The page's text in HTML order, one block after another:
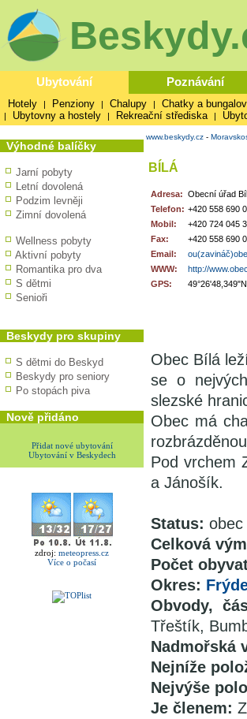
Ubytování Poznávání
Hotely | Penziony | Chalupy | Chatky a
| Ubytovny a hostely | Rekreační střediska |
Výhodné balíčky
Jarní pobyty
Letní dovolená
Podzim levněji
Zimní dovolená
Wellness pobyty
Aktivní pobyty
Romantika pro dva
S dětmi
Senioři
Beskydy pro skupiny
S dětmi do Beskyd
Beskydy pro seniory
Po stopách piva
Nově přidáno
Přidat nové ubytování
Ubytování v Beskydech
zdroj: meteopress.cz
Více o počasí
www.beskydy.cz -
BÍLÁ
Adresa: Obecní úřad
Telefon: +420 558 690
Mobil:
+420 724 045
Fax:
+420 558 690
Email:
WWW:
http://
GPS:
Obec Bílá
se o
slezské
Obec má
Pod vrchem
a Jánošík.
Status: obec
Celková
Počet
Okres:
Obvody,
Třeštík,
Nadmořská
Nejníže
Nejvýše
Je členem: